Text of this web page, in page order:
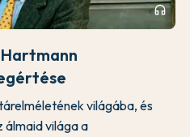
headphones
világába, és
álmaid világa a